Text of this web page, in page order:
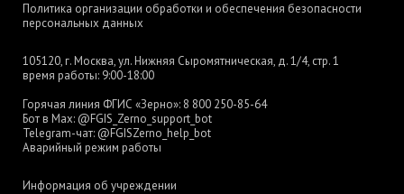
Политика организации обработки и обеспечения безопасности
персональных данных
105120, г. Москва, ул. Нижняя Сыромятническая, д. 1/4, стр. 1
время работы: 9:00-18:00
Горячая линия ФГИС «Зерно»: 8 800 250-85-64
Бот в Max: @FGIS_Zerno_support_bot
Telegram-чат: @FGISZerno_help_bot
Аварийный режим работы
Информация об учреждении